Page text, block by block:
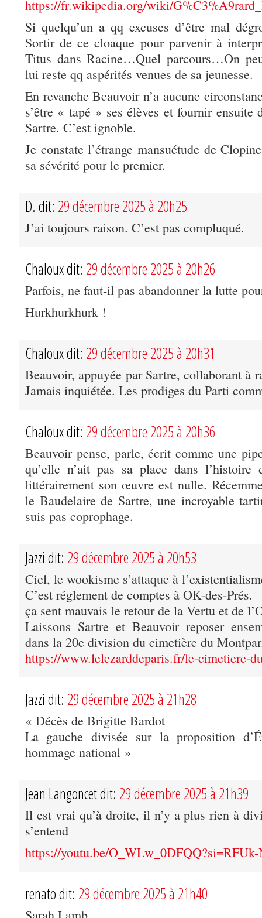
https://fr.wikipedia.org/wiki/
Si quelqu’un a qq excuses d’être mal
Sortir de ce cloaque pour parvenir à
Titus dans Racine…Quel parcours…On
lui reste qq aspérités venues de sa jeunesse.
En revanche Beauvoir n’a aucune
s’être « tapé » ses élèves et fournir
Sartre. C’est ignoble.
Je constate l’étrange mansuétude de
sa sévérité pour le premier.
D. dit: 29 décembre 2025 à 20h25
J’ai toujours raison. C’est pas compluqué.
Chaloux dit: 29 décembre 2025 à 20h26
Parfois, ne faut-il pas abandonner la lutte
Hurkhurkhurk !
Chaloux dit: 29 décembre 2025 à 20h31
Beauvoir, appuyée par Sartre, collaborant à
Jamais inquiétée. Les prodiges du Parti
Chaloux dit: 29 décembre 2025 à 20h36
Beauvoir pense, parle, écrit comme une
qu’elle n’ait pas sa place dans l’histoire
littérairement son œuvre est nulle.
le Baudelaire de Sartre, une incroyable
suis pas coprophage.
Jazzi dit: 29 décembre 2025 à 20h53
Ciel, le wookisme s’attaque à
C’est réglement de comptes à OK-des-Prés.
ça sent mauvais le retour de la Vertu et de
Laissons Sartre et Beauvoir reposer
dans la 20e division du cimetière du
https://www.lelezarddeparis.fr/le-cimetiere-
Jazzi dit: 29 décembre 2025 à 21h28
« Décès de Brigitte Bardot
La gauche divisée sur la proposition
hommage national »
Jean Langoncet dit: 29 décembre 2025 à 21h39
Il est vrai qu’à droite, il n’y a plus rien à
s’entend
https://youtu.be/
renato dit: 29 décembre 2025 à 21h40